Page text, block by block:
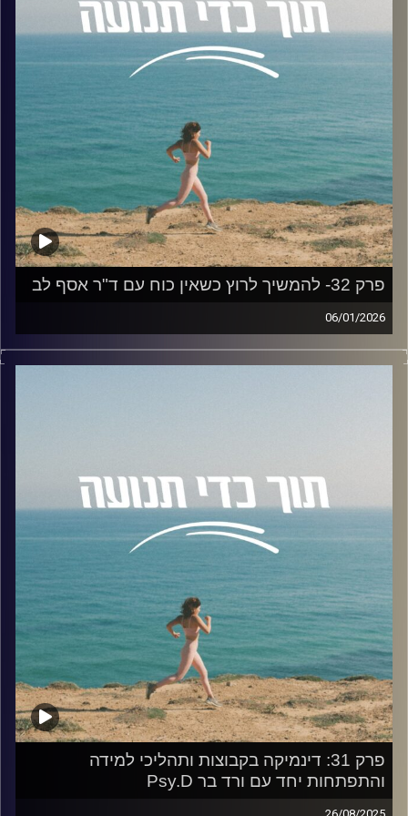
לשם כך הזמנתי לשיחה את ד"ר נעה אלבלדה , בעלת דוקטורט
במדעי המוח מאוניברסיטת תל אביב. נעה היא חברה בצוות
הפיתוח של תוכנית "בית ספר סגול" במרכז סגול למוח ותודעה
באוניברסיטת רייכמן, ומתמחה בהנגשת ידע מדעי פורץ דרך
לאנשי טיפול, חינוך ולקהל הרחב.
בפרק דיברנו על:
הביולוגיה של תחושת הבטן
אינטואיציה מול פחד
הקשר שבין הגוף לתודעה
האם אינטואיציה היא כישרון שנולדים איתו, או שאולי
מדובר בשריר שאפשר לאמן?
פסיכופתולוגיה ואינטואיציה
עד כמה באמת כדאי לנו להישען עליה כשאנחנו
מקבלים החלטות חשובות בחיים?
האם באמת "אמא תמיד יודעת"?
קרדיט תמונות:AudioVersity
פרק 32- להמשיך לרוץ כשאין כוח עם ד"ר אסף לב
06/01/2026
בפרק של היום אנחנו צוללים לרגע שבו הגוף מבקש לעצור,
הראש מתווכח, והלב… ממשיך לרוץ. אנחנו יוצאים למסע
ספורט, חוקר מאמץ גופני וביצועים ספורטיביים. סגן דיקן
למחקר ומרצה בחוג לספורטתרפיה בפקולטה למקצועות
הבריאות, הקריה האקדמית אונו, ומרצה באוניברסיטת רייכמן.
בפרק בחנו את המושג "לימינליות", אותו מרחב של "בין לבין",
וניסינו להסביר את החוויה התודעתית שרצים רבים מכירים אך
לא תמיד יודעים לקרוא לה בשם.
נגענו גם בחיבור המורכב שבין עונג לכאב: למה עבור רצים
מסוימים הכאב הופך להוכחה ולמשמעות, בעוד שעבור אחרים
הוא רק מחסום שצריך לעבור? דיברנו על ההבדל שבין
מוטיבציה פנימית לחיצונית ועל הכוח של קבוצת הריצה לייצר
תחושת שייכות עמוקה, לפעמים אפילו בלי מילים.
לבסוף, בחנו את הריצה כמפגש עם עצמנו.
שאלנו מהי המתנה הגדולה ביותר שהריצה מעניקה לנו, ואיך היא
הופכת לכלי שמרחיב את החיים שלנו ולא רק כזה שמשפר את
הכושר הגופני.
זו הייתה שיחה עמוקה ומעוררת מחשבה על גבולות היכולת
פרק 31: דינמיקה בקבוצות ותהליכי למידה
והתפתחות יחד עם ורד בר Psy.D